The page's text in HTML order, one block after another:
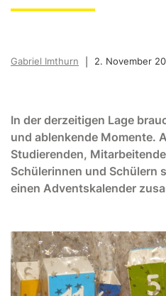
Gabriel Imthurn 2. November
In der derzeitigen Lage
und ablenkende Momente.
Studierenden,
Schülerinnen und Schülern
einen Adventskalender